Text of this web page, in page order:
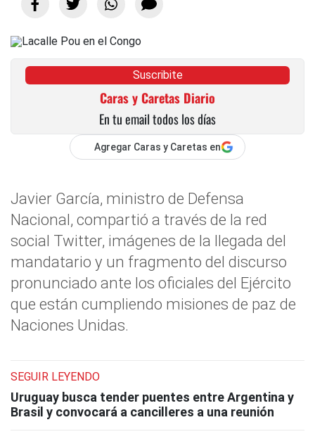
Suscribite
Caras y Caretas Diario
En tu email todos los días
Agregar Caras y Caretas en
Javier García, ministro de Defensa
Nacional, compartió a través de la red
social Twitter, imágenes de la llegada del
mandatario y un fragmento del discurso
pronunciado ante los oficiales del Ejército
que están cumpliendo misiones de paz de
Naciones Unidas.
SEGUIR LEYENDO
Uruguay busca tender puentes entre Argentina y
Brasil y convocará a cancilleres a una reunión